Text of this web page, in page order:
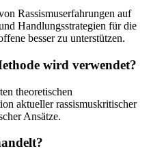
Rassismuserfahrungen auf
Handlungsstrategien für die
besser zu unterstützen.
wird verwendet?
theoretischen
aktueller rassismuskritischer
Ansätze.